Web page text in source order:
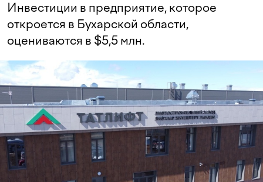
Инвестиции в предприятие, которое
откроется в Бухарской области,
оцениваются в $5,5 млн.